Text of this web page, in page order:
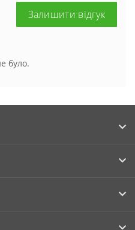
Залишити відгук
було.